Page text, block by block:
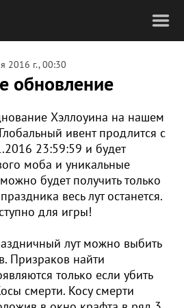
2016 г., 00:30
обновление
Хэллоуина на нашем
ивент продлится с
23:59:59 и будет
моба и уникальные
будет получить только
весь лут останется.
для игры!
лут можно выбить
Призраков найти
только если убить
смерти. Косу смерти